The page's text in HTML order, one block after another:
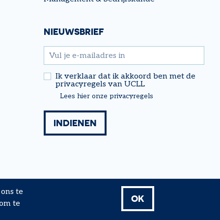
NIEUWSBRIEF
email
Ik verklaar dat ik akkoord ben met de
privacyregels van UCLL
Lees hier onze privacyregels
Research & Expertise - 2026
te
te
OK